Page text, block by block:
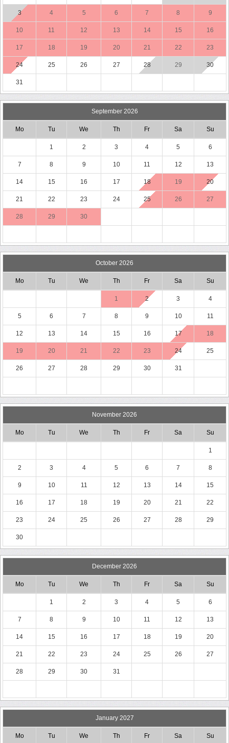
3 4 5 6 7 8 9
10 11 12 13 14 15 16
17 18 19 20 21 22 23
24 25 26 27 28 29 30
31
September 2026
Mo Tu We Th Fr Sa Su
1 2 3 4 5 6
7 8 9 10 11 12 13
14 15 16 17 18 19 20
21 22 23 24 25 26 27
28 29 30
October 2026
Mo Tu We Th Fr Sa Su
1 2 3 4
5 6 7 8 9 10 11
12 13 14 15 16 17 18
19 20 21 22 23 24 25
26 27 28 29 30 31
November 2026
Mo Tu We Th Fr Sa Su
1
2 3 4 5 6 7 8
9 10 11 12 13 14 15
16 17 18 19 20 21 22
23 24 25 26 27 28 29
30
December 2026
Mo Tu We Th Fr Sa Su
1 2 3 4 5 6
7 8 9 10 11 12 13
14 15 16 17 18 19 20
21 22 23 24 25 26 27
28 29 30 31
January 2027
Mo Tu We Th Fr Sa Su